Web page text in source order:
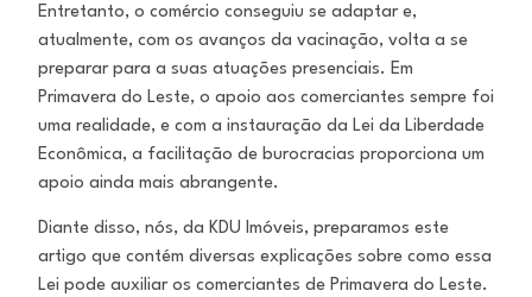
Entretanto, o comércio conseguiu se adaptar e,
atualmente, com os avanços da vacinação, volta a se
preparar para a suas atuações presenciais. Em
Primavera do Leste, o apoio aos comerciantes sempre foi
uma realidade, e com a instauração da Lei da Liberdade
Econômica, a facilitação de burocracias proporciona um
apoio ainda mais abrangente.
Diante disso, nós, da KDU Imóveis, preparamos este
artigo que contém diversas explicações sobre como essa
Lei pode auxiliar os comerciantes de Primavera do Leste.